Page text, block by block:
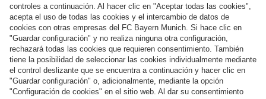
Síguenos
Pago y entrega